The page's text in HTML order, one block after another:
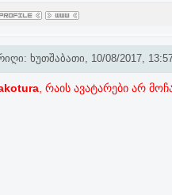
ხუთშაბათი, 10/08/2017,
, რაის ავატარები არ